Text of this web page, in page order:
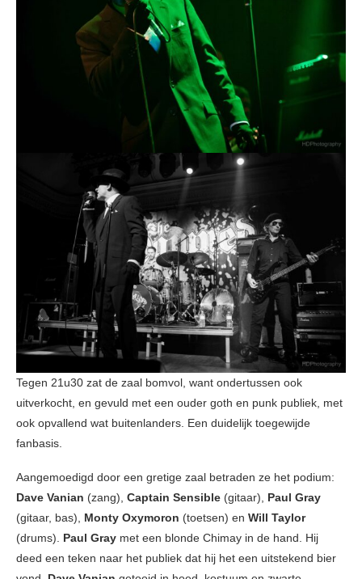
Tegen 21u30 zat de zaal bomvol, want ondertussen ook
uitverkocht, en gevuld met een ouder goth en punk publiek, met
ook opvallend wat buitenlanders. Een duidelijk toegewijde
fanbasis.
Aangemoedigd door een gretige zaal betraden ze het podium:
Dave Vanian (zang), Captain Sensible (gitaar),
Paul Gray
(gitaar, bas), Monty Oxymoron (toetsen) en Will Taylor
(drums). Paul Gray met een blonde Chimay in de hand. Hij
deed een teken naar het publiek dat hij het een uitstekend bier